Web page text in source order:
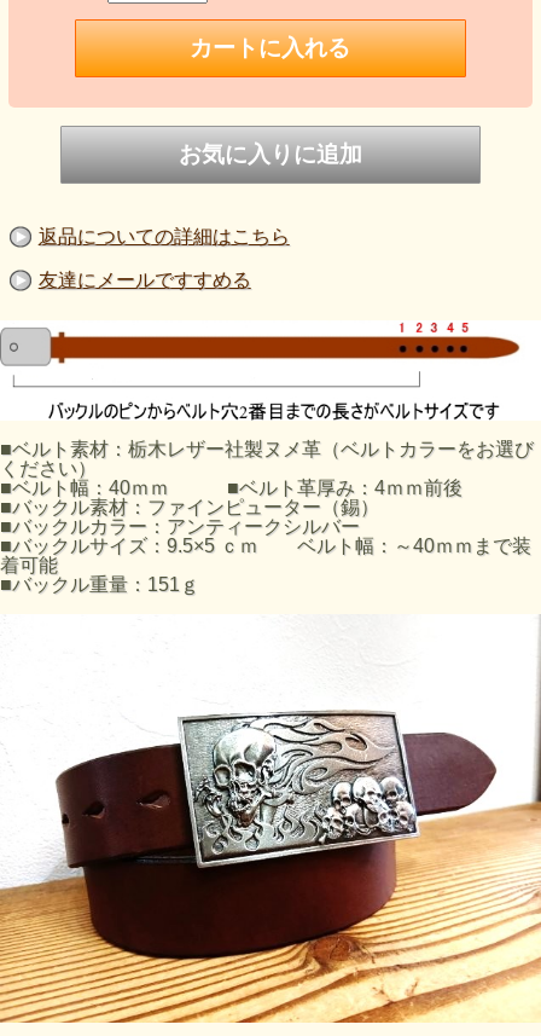
返品についての詳細はこちら
友達にメールですすめる
■ベルト素材：栃木レザー社製ヌメ革（ベルトカラーをお選び
ください）
■ベルト幅：40ｍｍ ■ベルト革厚み：4ｍｍ前後
■バックル素材：ファインピューター（錫）
■バックルカラー：アンティークシルバー
■バックルサイズ：9.5×5 ｃｍ ベルト幅：～40ｍｍまで装
着可能
■バックル重量：151ｇ